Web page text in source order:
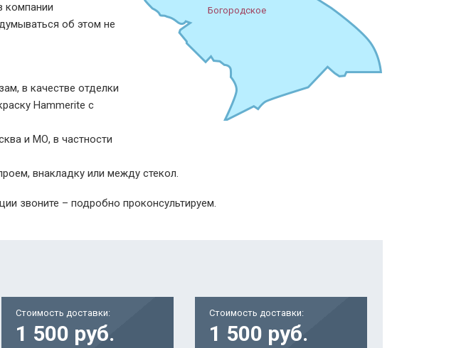
Богородское
компании
об этом не
в качестве отделки
Hammerite с
и МО, в частности
внакладку или между стекол.
звоните – подробно проконсультируем.
Стоимость доставки:
1 500 руб.
Стоимость доставки:
1 500 руб.